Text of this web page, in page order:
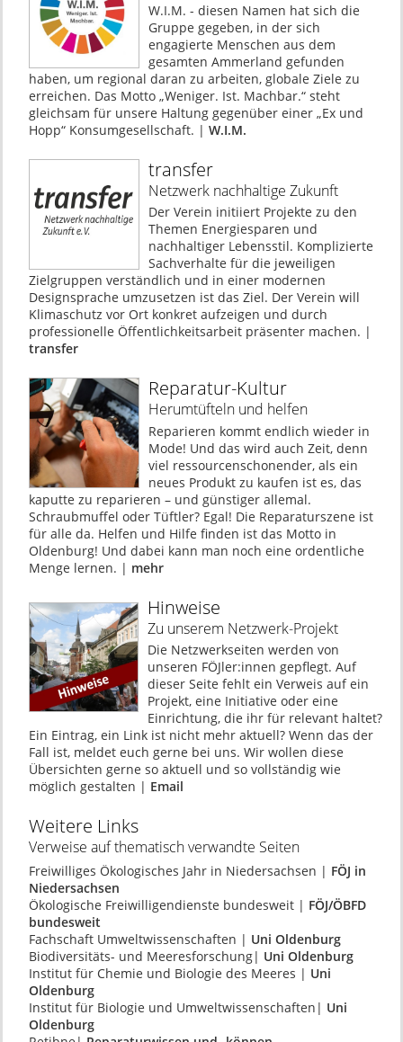
W.I.M. - diesen Namen hat sich die
Gruppe gegeben, in der sich
engagierte Menschen aus dem
gesamten Ammerland gefunden
haben, um regional daran zu arbeiten, globale Ziele zu
erreichen. Das Motto „Weniger. Ist. Machbar.“ steht
gleichsam für unsere Haltung gegenüber einer „Ex und
Hopp“ Konsumgesellschaft. | W.I.M.
transfer
Netzwerk nachhaltige Zukunft
Der Verein initiiert Projekte zu den
Themen Energiesparen und
nachhaltiger Lebensstil. Komplizierte
Sachverhalte für die jeweiligen
Zielgruppen verständlich und in einer modernen
Designsprache umzusetzen ist das Ziel. Der Verein will
Klimaschutz vor Ort konkret aufzeigen und durch
professionelle Öffentlichkeitsarbeit präsenter machen. |
transfer
Reparatur-Kultur
Herumtüfteln und helfen
Reparieren kommt endlich wieder in
Mode! Und das wird auch Zeit, denn
viel ressourcenschonender, als ein
neues Produkt zu kaufen ist es, das
kaputte zu reparieren – und günstiger allemal.
Schraubmuffel oder Tüftler? Egal! Die Reparaturszene ist
für alle da. Helfen und Hilfe finden ist das Motto in
Oldenburg! Und dabei kann man noch eine ordentliche
Menge lernen. | mehr
Hinweise
Zu unserem Netzwerk-Projekt
Die Netzwerkseiten werden von
unseren FÖJler:innen gepflegt. Auf
dieser Seite fehlt ein Verweis auf ein
Projekt, eine Initiative oder eine
Einrichtung, die ihr für relevant haltet?
Ein Eintrag, ein Link ist nicht mehr aktuell? Wenn das der
Fall ist, meldet euch gerne bei uns. Wir wollen diese
Übersichten gerne so aktuell und so vollständig wie
möglich gestalten | Email
Weitere Links
Verweise auf thematisch verwandte Seiten
Freiwilliges Ökologisches Jahr in Niedersachsen | FÖJ in
Niedersachsen
Ökologische Freiwilligendienste bundesweit | FÖJ/ÖBFD
bundesweit
Fachschaft Umweltwissenschaften | Uni Oldenburg
Biodiversitäts- und Meeresforschung| Uni Oldenburg
Institut für Chemie und Biologie des Meeres | Uni
Oldenburg
Institut für Biologie und Umweltwissenschaften| Uni
Oldenburg